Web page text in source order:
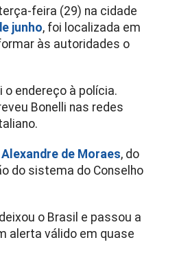
feira (29) na cidade
junho, foi localizada em
às autoridades o
o endereço à polícia.
Bonelli nas redes
de Moraes, do
do sistema do Conselho
o Brasil e passou a
alerta válido em quase